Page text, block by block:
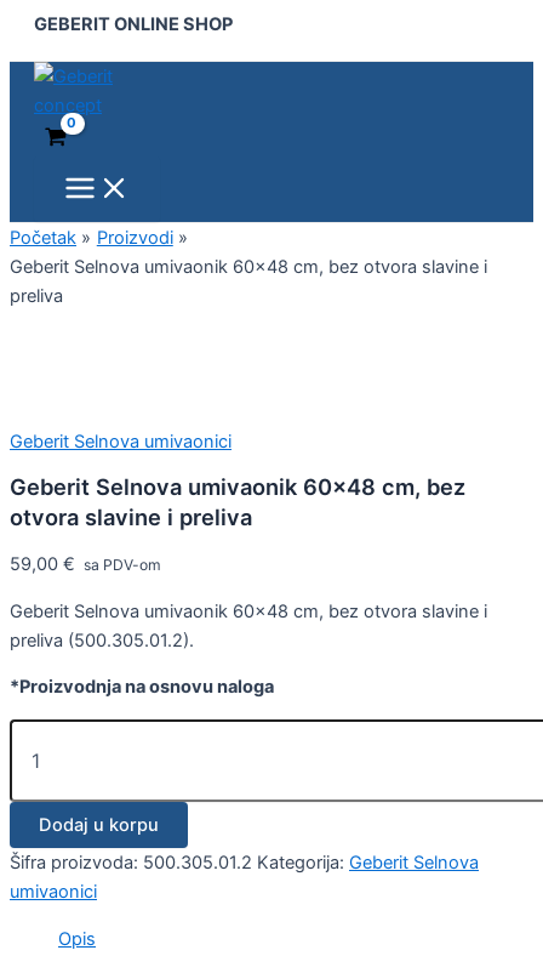
Pređi
sadržaj
GEBERIT ONLINE SHOP
Menu
Početak
Proizvodi
Geberit Selnova umivaonik 60×48 cm, bez otvora slavine i
preliva
Geberit Selnova umivaonici
Geberit Selnova umivaonik 60×48 cm, bez
otvora slavine i preliva
59,00 € sa PDV-om
Geberit Selnova umivaonik 60×48 cm, bez otvora slavine i
preliva (500.305.01.2).
*Proizvodnja na osnovu naloga
Selnova
umivaonik
60x48
cm,
preliva
količina
Dodaj u korpu
Šifra proizvoda: 500.305.01.2 Kategorija: Geberit Selnova
umivaonici
Opis